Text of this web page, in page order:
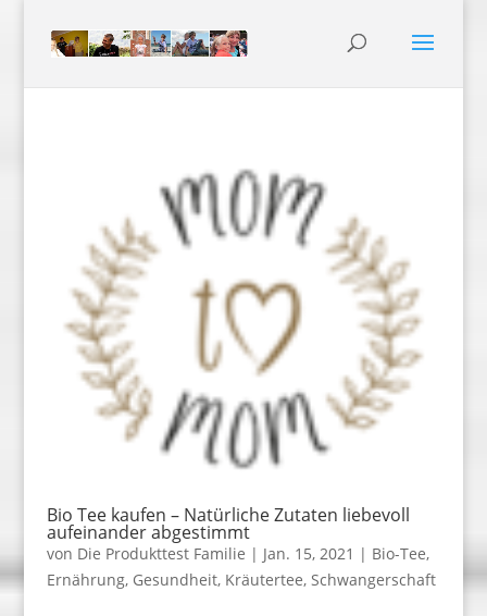
Bio Tee kaufen – Natürliche Zutaten liebevoll
aufeinander abgestimmt
von Die Produkttest Familie | Jan. 15, 2021 | Bio-Tee,
Ernährung, Gesundheit, Kräutertee, Schwangerschaft